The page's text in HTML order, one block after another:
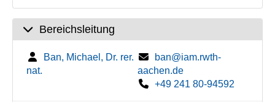
Bereichsleitung
Ban, Michael, Dr. rer.
nat.
ban@iam.rwth-
aachen.de
+49 241 80-94592